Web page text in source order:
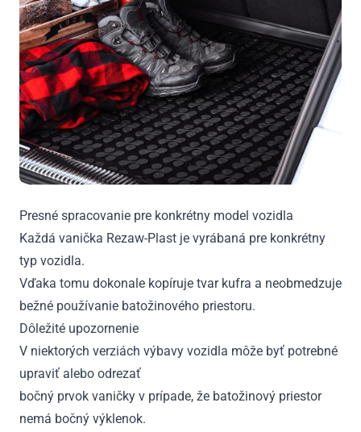
Presné spracovanie pre konkrétny model vozidla
Každá vanička Rezaw-Plast je vyrábaná pre konkrétny
typ vozidla.
Vďaka tomu dokonale kopíruje tvar kufra a neobmedzuje
bežné používanie batožinového priestoru.
Dôležité upozornenie
V niektorých verziách výbavy vozidla môže byť potrebné
upraviť alebo odrezať
bočný prvok vaničky v prípade, že batožinový priestor
nemá bočný výklenok.